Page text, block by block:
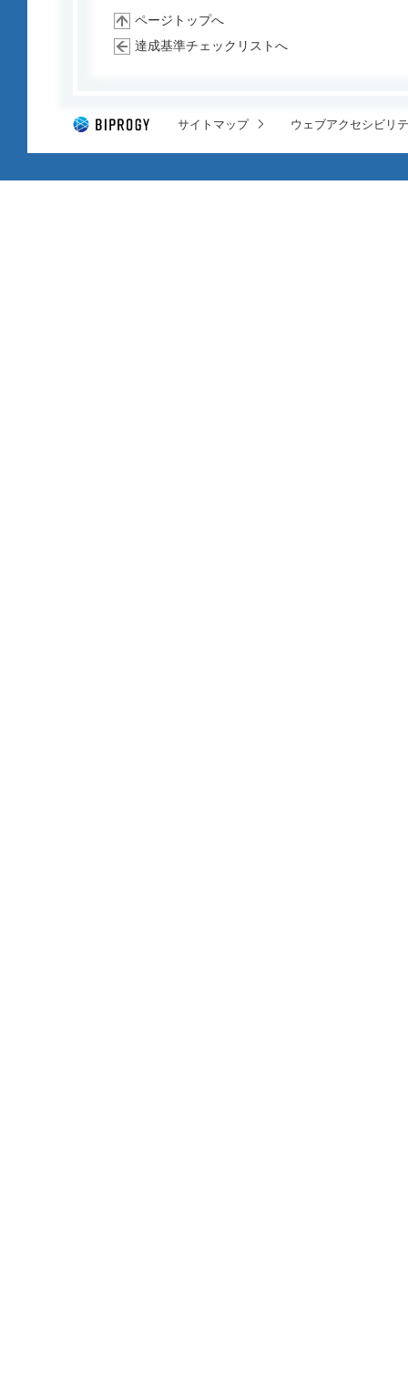
ページトップへ
達成基準チェックリストへ
サイトマップ ウェブアクセシビリ